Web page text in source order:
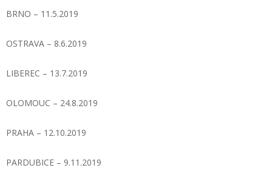
BRNO – 11.5.2019
OSTRAVA – 8.6.2019
LIBEREC – 13.7.2019
OLOMOUC – 24.8.2019
PRAHA – 12.10.2019
PARDUBICE – 9.11.2019